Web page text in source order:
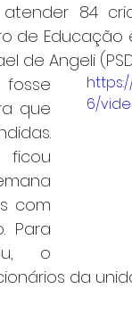
84
Educação
de Angeli
6/
que
com
Para
o
da